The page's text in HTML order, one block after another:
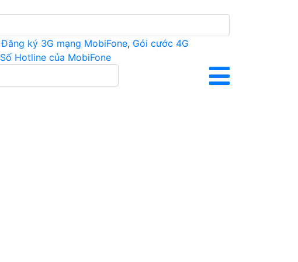
Đăng ký 3G mạng MobiFone, Gói cước 4G
Số Hotline của MobiFone